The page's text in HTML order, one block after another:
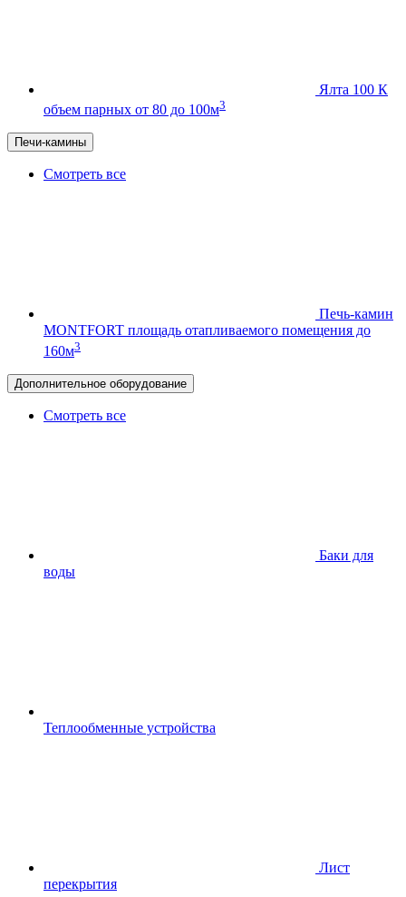
Ялта 100 К
объем парных от 80 до 100м3
Печи-камины
Смотреть все
Печь-камин
MONTFORT площадь отапливаемого помещения до
160м3
Дополнительное оборудование
Смотреть все
Баки для
воды
Теплообменные устройства
Лист
перекрытия